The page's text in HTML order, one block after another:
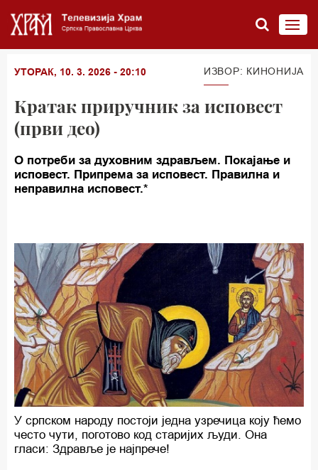
УТОРАК, 10. 3. 2026 - 20:10 ИЗВОР: КИНОНИЈА
Кратак приручник за исповест
(први део)
О потреби за духовним здрављем. Покајање и
исповест. Припрема за исповест. Правилна и
неправилна исповест.*
У српском народу постоји једна узречица коју ћемо
често чути, поготово код старијих људи. Она
гласи: Здравље је најпрече!